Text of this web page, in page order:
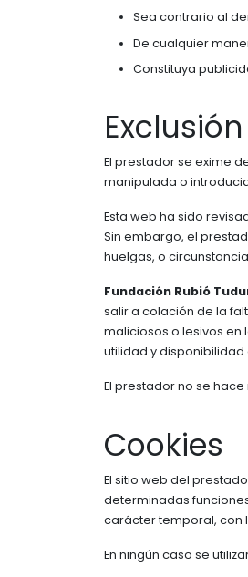
Sea contrario al
De cualquier
Constituya
El prestador se exime
manipulada o
Esta web ha sido
Sin embargo, el
huelgas, o
Fundación Rubió
salir a colación de la
maliciosos o lesivos en
utilidad y
El prestador no se
Cookies
El sitio web del
determinadas
carácter temporal, con
En ningún caso se